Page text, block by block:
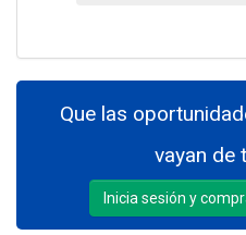
Que las
vayan de
Inicia sesión y